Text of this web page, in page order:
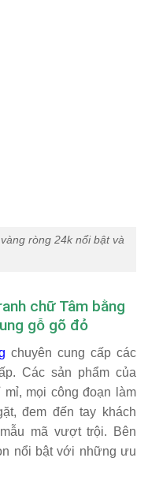
ròng 24k nổi bật và
chữ Tâm bằng
gỗ gõ đỏ
chuyên cung cấp các
Các sản phẩm của
mọi công đoạn làm
đem đến tay khách
mã vượt trội. Bên
nổi bật với những ưu